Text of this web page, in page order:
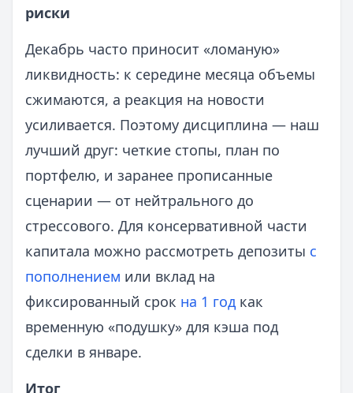
риски
Декабрь часто приносит «ломаную»
ликвидность: к середине месяца объемы
сжимаются, а реакция на новости
усиливается. Поэтому дисциплина — наш
лучший друг: четкие стопы, план по
портфелю, и заранее прописанные
сценарии — от нейтрального до
стрессового. Для консервативной части
капитала можно рассмотреть депозиты с
пополнением или вклад на
фиксированный срок на 1 год как
временную «подушку» для кэша под
сделки в январе.
Итог